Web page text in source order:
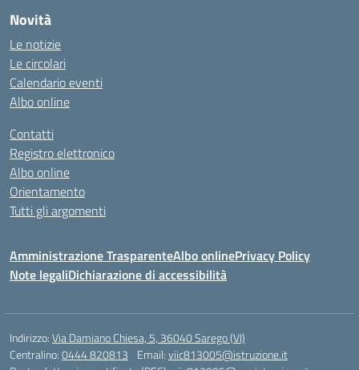
Novità
Le notizie
Le circolari
Calendario eventi
Albo online
Contatti
Registro elettronico
Albo online
Orientamento
Tutti gli argomenti
Amministrazione TrasparenteAlbo onlinePrivacy Policy
Note legaliDichiarazione di accessibilità
Indirizzo:Via Damiano Chiesa, 5, 36040 Sarego (VI)
Centralino:0444 820813 Email:viic813005@istruzione.it